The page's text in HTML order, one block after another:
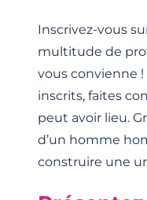
Inscrivez-vous
multitude de
vous convienne
inscrits, faites
peut avoir lieu.
d’un homme
construire une